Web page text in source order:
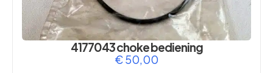
4177043 choke bediening
€50,00